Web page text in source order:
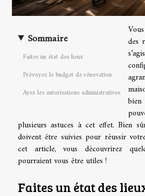
Sommaire
Faites un état des lieux
Prévoyez le budget de rénovation
Ayez les autorisations administratives
des
plusieurs astuces à cet effet. Bien
doivent être suivies pour réussir
cet article, vous découvrirez
pourraient vous être utiles !
Faites un état des